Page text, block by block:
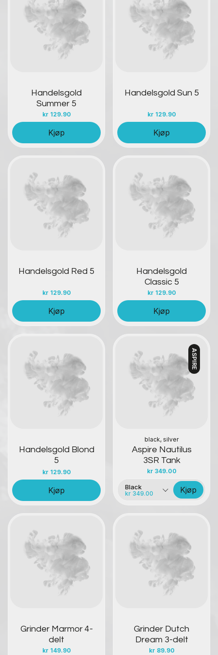
Handelsgold
Summer 5
kr 129.90
Kontakt oss
Kjøp
Handelsgold Sun 5
kr 129.90
Kontakt oss
Kjøp
Handelsgold Red 5
kr 129.90
Kontakt oss
Kjøp
Handelsgold
Classic 5
kr 129.90
Kontakt oss
Kjøp
Handelsgold Blond
5
kr 129.90
Kontakt oss
Kjøp
ASPIRE
black, silver
Aspire Nautilus
3SR Tank
kr 349.00
Kontakt oss
Black
kr 349.00 Kjøp
Grinder Marmor 4-
delt
kr 149.90
Kontakt oss
Grinder Dutch
Dream 3-delt
kr 89.90
Kontakt oss